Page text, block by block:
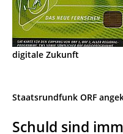
digitale Zukunft
Staatsrundfunk ORF
Schuld sind